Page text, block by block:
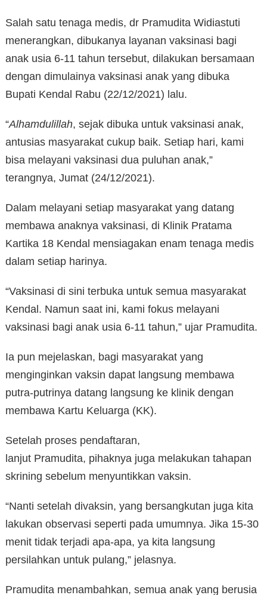
Salah satu tenaga medis, dr Pramudita Widiastuti
menerangkan, dibukanya layanan vaksinasi bagi
anak usia 6-11 tahun tersebut, dilakukan bersamaan
dengan dimulainya vaksinasi anak yang dibuka
Bupati Kendal Rabu (22/12/2021) lalu.
“Alhamdulillah, sejak dibuka untuk vaksinasi anak,
antusias masyarakat cukup baik. Setiap hari, kami
bisa melayani vaksinasi dua puluhan anak,”
terangnya, Jumat (24/12/2021).
Dalam melayani setiap masyarakat yang datang
membawa anaknya vaksinasi, di Klinik Pratama
Kartika 18 Kendal mensiagakan enam tenaga medis
dalam setiap harinya.
“Vaksinasi di sini terbuka untuk semua masyarakat
Kendal. Namun saat ini, kami fokus melayani
vaksinasi bagi anak usia 6-11 tahun,” ujar Pramudita.
Ia pun mejelaskan, bagi masyarakat yang
menginginkan vaksin dapat langsung membawa
putra-putrinya datang langsung ke klinik dengan
membawa Kartu Keluarga (KK).
Setelah proses pendaftaran,
lanjut Pramudita, pihaknya juga melakukan tahapan
skrining sebelum menyuntikkan vaksin.
“Nanti setelah divaksin, yang bersangkutan juga kita
lakukan observasi seperti pada umumnya. Jika 15-30
menit tidak terjadi apa-apa, ya kita langsung
persilahkan untuk pulang,” jelasnya.
Pramudita menambahkan, semua anak yang berusia